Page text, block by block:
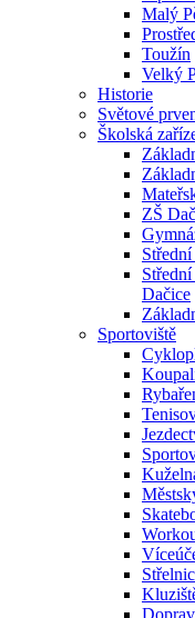
Malý
Toužín
Velký
Historie
Světové
Školská
ZŠ
Dačice
Sportoviště